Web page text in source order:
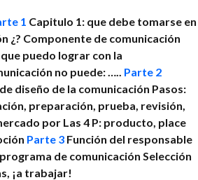
1 Capitulo 1: que debe tomarse en
¿? Componente de comunicación
puedo lograr con la
no puede: ….. Parte 2
diseño de la comunicación Pasos:
preparación, prueba, revisión,
por Las 4 P: producto, place
Parte 3 Función del responsable
de comunicación Selección
¡a trabajar!